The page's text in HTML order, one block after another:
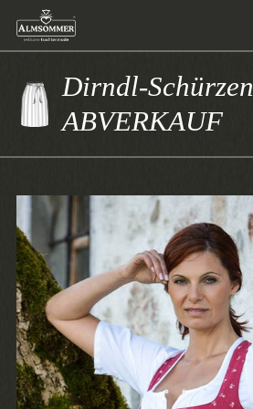
Dirndl-Schürzen
ABVERKAUF